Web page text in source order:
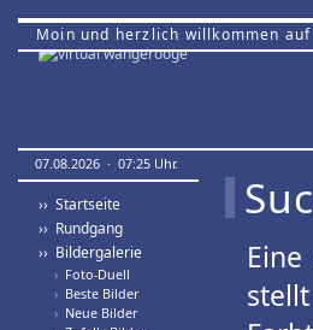
Moin und herzlich willkommen
07.08.2026 · 07:25 Uhr.
›› Startseite
›› Rundgang
›› Bildergalerie
› Foto-Duell
› Beste Bilder
› Neue Bilder